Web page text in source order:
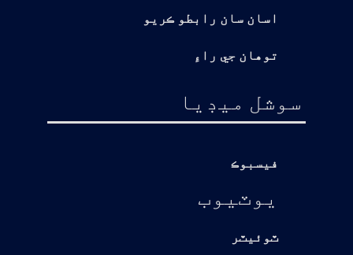
اسان سان رابطو ڪريو
توهان جي راءِ
سوشل ميڊيا
فيسبوڪ
يوٽيوب
ٽوئيٽر